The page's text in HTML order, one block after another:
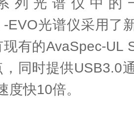
列光谱仪中的
-EVO光谱仪采用了
有的AvaSpec-UL
，同时提供USB3.0
度快10倍。